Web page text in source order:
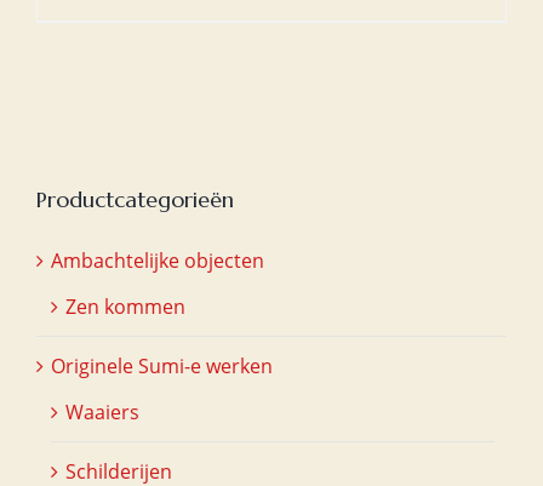
Productcategorieën
Ambachtelijke objecten
Zen kommen
Originele Sumi-e werken
Waaiers
Schilderijen